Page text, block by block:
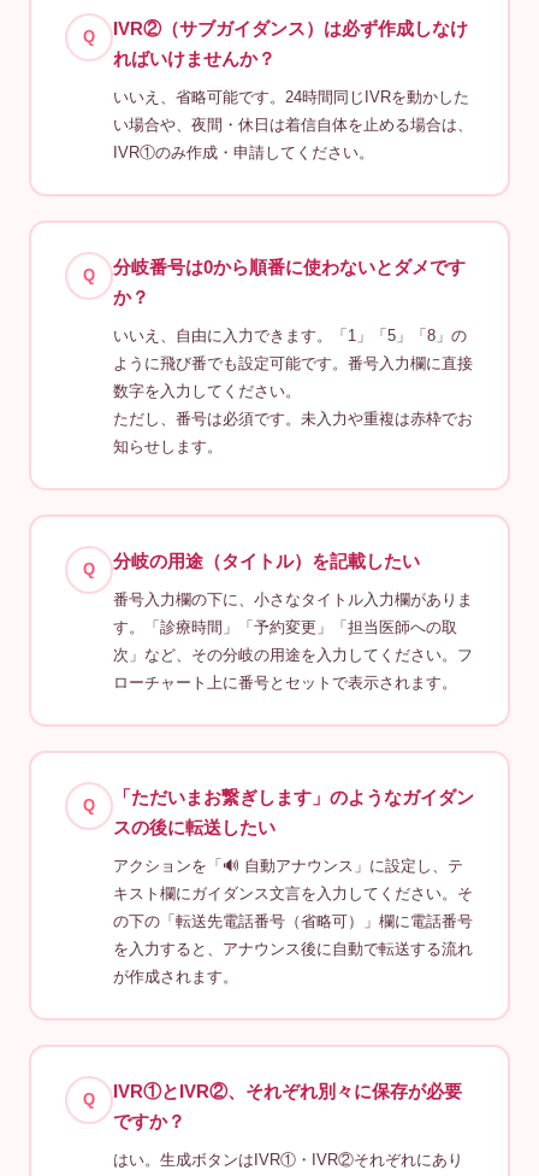
Q
IVR②（サブガイダンス）は必ず作成しなけ
ればいけませんか？
いいえ、省略可能です。24時間同じIVRを動かした
い場合や、夜間・休日は着信自体を止める場合は、
IVR①のみ作成・申請してください。
Q
分岐番号は0から順番に使わないとダメです
か？
いいえ、自由に入力できます。「1」「5」「8」の
ように飛び番でも設定可能です。番号入力欄に直接
数字を入力してください。
ただし、番号は必須です。未入力や重複は赤枠でお
知らせします。
Q 分岐の用途（タイトル）を記載したい
番号入力欄の下に、小さなタイトル入力欄がありま
す。「診療時間」「予約変更」「担当医師への取
次」など、その分岐の用途を入力してください。フ
ローチャート上に番号とセットで表示されます。
Q
「ただいまお繋ぎします」のようなガイダン
スの後に転送したい
アクションを「🔊 自動アナウンス」に設定し、テ
キスト欄にガイダンス文言を入力してください。そ
の下の「転送先電話番号（省略可）」欄に電話番号
を入力すると、アナウンス後に自動で転送する流れ
が作成されます。
Q
IVR①とIVR②、それぞれ別々に保存が必要
ですか？
はい。生成ボタンはIVR①・IVR②それぞれにあり